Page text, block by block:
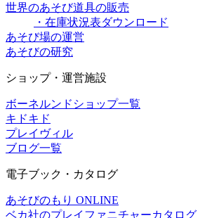
世界のあそび道具の販売
・在庫状況表ダウンロード
あそび場の運営
あそびの研究
ショップ・運営施設
ボーネルンドショップ一覧
キドキド
プレイヴィル
ブログ一覧
電子ブック・カタログ
あそびのもり ONLINE
ベカ社のプレイファニチャーカタログ